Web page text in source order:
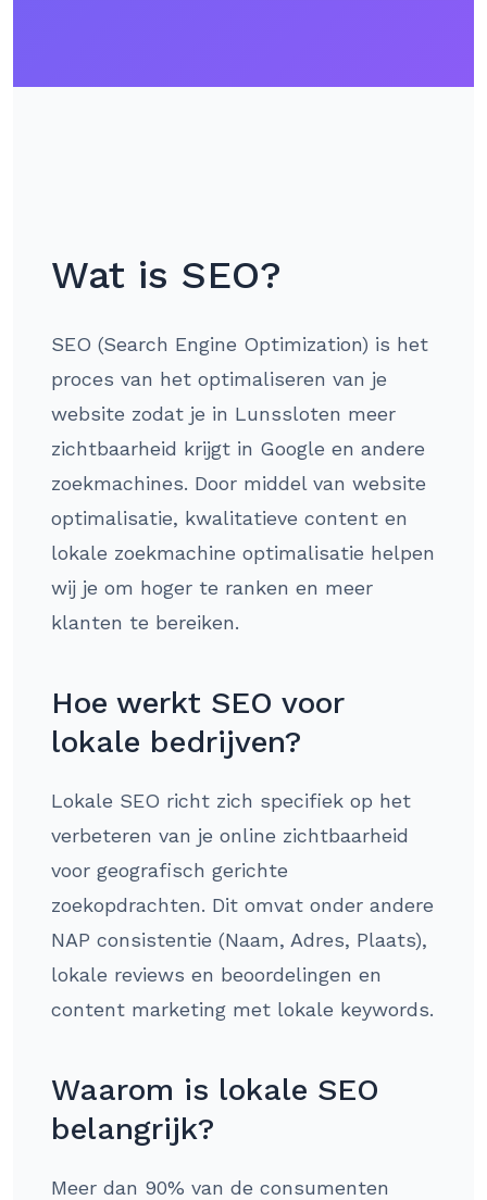
Wat is SEO?
SEO (Search Engine Optimization) is het
proces van het optimaliseren van je
website zodat je in Lunssloten meer
zichtbaarheid krijgt in Google en andere
zoekmachines. Door middel van website
optimalisatie, kwalitatieve content en
lokale zoekmachine optimalisatie helpen
wij je om hoger te ranken en meer
klanten te bereiken.
Hoe werkt SEO voor
lokale bedrijven?
Lokale SEO richt zich specifiek op het
verbeteren van je online zichtbaarheid
voor geografisch gerichte
zoekopdrachten. Dit omvat onder andere
NAP consistentie (Naam, Adres, Plaats),
lokale reviews en beoordelingen en
content marketing met lokale keywords.
Waarom is lokale SEO
belangrijk?
Meer dan 90% van de consumenten